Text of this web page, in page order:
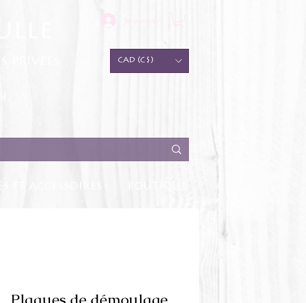
privées
CAD (C$)